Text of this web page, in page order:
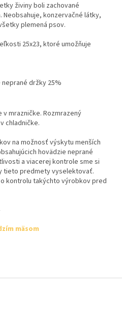
živiny boli zachované
konzervačné látky,
plemená psov.
25x23, ktoré umožňuje
držky 25%
mrazničke. Rozmrazený
chladničke.
na možnosť výskytu menších
hovädzie neprané
a viacerej kontrole sme si
tieto predmety vyselektovať.
kontrolu takýchto výrobkov pred
mäsom